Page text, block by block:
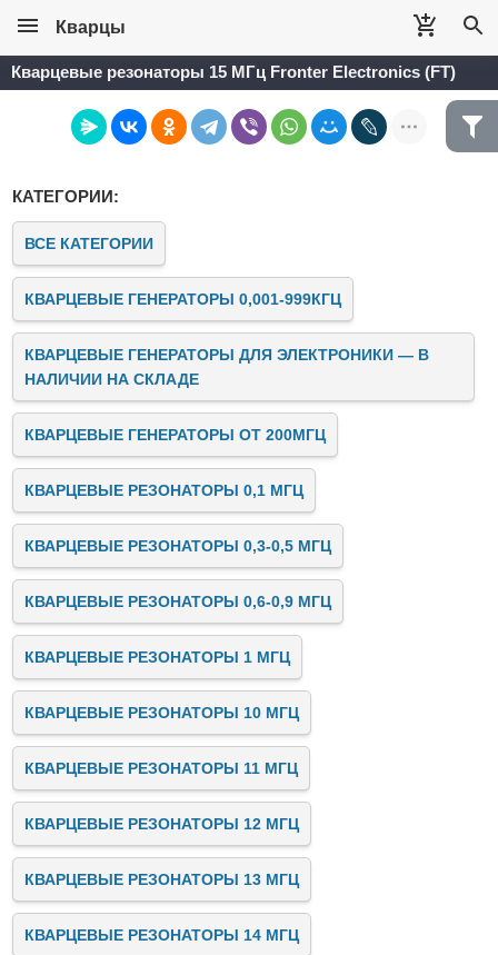
Кварцы
Кварцевые резонаторы 15 МГц Fronter Electronics (FT)
КАТЕГОРИИ:
ВСЕ КАТЕГОРИИ
КВАРЦЕВЫЕ ГЕНЕРАТОРЫ 0,001-999КГЦ
КВАРЦЕВЫЕ ГЕНЕРАТОРЫ ДЛЯ ЭЛЕКТРОНИКИ — В
НАЛИЧИИ НА СКЛАДЕ
КВАРЦЕВЫЕ ГЕНЕРАТОРЫ ОТ 200МГЦ
КВАРЦЕВЫЕ РЕЗОНАТОРЫ 0,1 МГЦ
КВАРЦЕВЫЕ РЕЗОНАТОРЫ 0,3-0,5 МГЦ
КВАРЦЕВЫЕ РЕЗОНАТОРЫ 0,6-0,9 МГЦ
КВАРЦЕВЫЕ РЕЗОНАТОРЫ 1 МГЦ
КВАРЦЕВЫЕ РЕЗОНАТОРЫ 10 МГЦ
КВАРЦЕВЫЕ РЕЗОНАТОРЫ 11 МГЦ
КВАРЦЕВЫЕ РЕЗОНАТОРЫ 12 МГЦ
КВАРЦЕВЫЕ РЕЗОНАТОРЫ 13 МГЦ
КВАРЦЕВЫЕ РЕЗОНАТОРЫ 14 МГЦ